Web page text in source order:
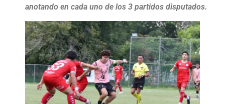
anotando en cada uno de los 3 partidos disputados.